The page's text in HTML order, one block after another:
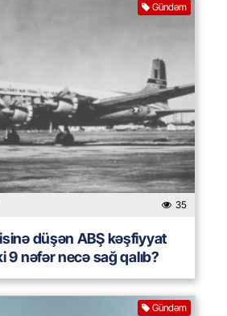
Gündəm
35
düşən ABŞ kəşfiyyat
9 nəfər necə sağ qalıb?
Gündəm